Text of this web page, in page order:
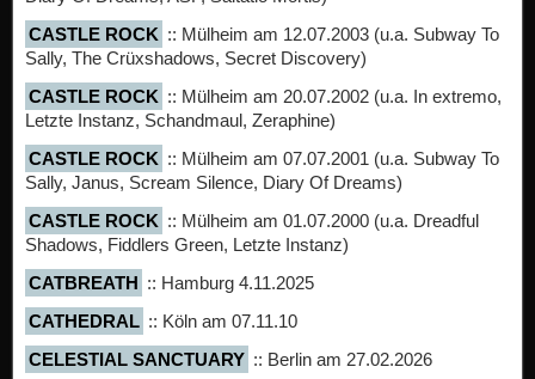
CASTLE ROCK :: Mülheim am 12.07.2003 (u.a. Subway To
Sally, The Crüxshadows, Secret Discovery)
CASTLE ROCK :: Mülheim am 20.07.2002 (u.a. In extremo,
Letzte Instanz, Schandmaul, Zeraphine)
CASTLE ROCK :: Mülheim am 07.07.2001 (u.a. Subway To
Sally, Janus, Scream Silence, Diary Of Dreams)
CASTLE ROCK :: Mülheim am 01.07.2000 (u.a. Dreadful
Shadows, Fiddlers Green, Letzte Instanz)
CATBREATH :: Hamburg 4.11.2025
CATHEDRAL :: Köln am 07.11.10
CELESTIAL SANCTUARY :: Berlin am 27.02.2026